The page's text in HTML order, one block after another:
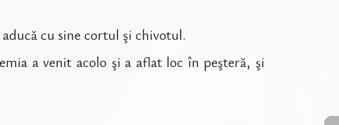
cu sine cortul şi chivotul.
a venit acolo şi a aflat loc în peşteră, şi